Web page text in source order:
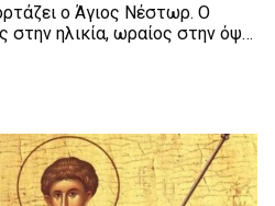
ο Άγιος Νέστωρ. Ο
ηλικία, ωραίος στην όψη
ενδόξου Δημητρίου. Ο
ότι ο αυτοκράτωρ
όμως και τα θαύματα
θάρρος. […]